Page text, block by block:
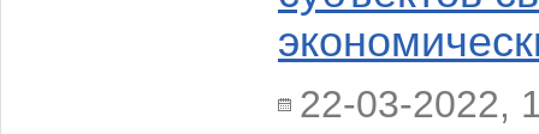
22-03-2022,